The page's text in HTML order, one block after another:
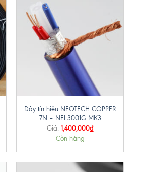
Dây tín hiệu NEOTECH COPPER
7N – NEI 3001G MK3
Giá: 1,400,000₫
Còn hàng